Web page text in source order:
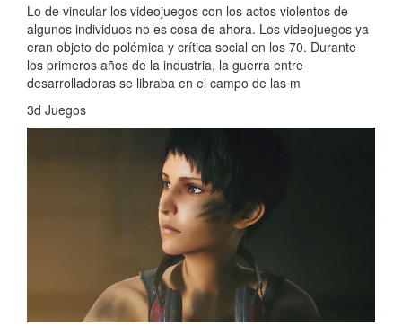
Lo de vincular los videojuegos con los actos violentos de
algunos individuos no es cosa de ahora. Los videojuegos ya
eran objeto de polémica y crítica social en los 70. Durante
los primeros años de la industria, la guerra entre
desarrolladoras se libraba en el campo de las m
3d Juegos